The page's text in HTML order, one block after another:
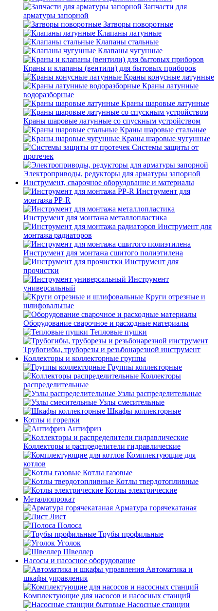
Запчасти для
арматуры запорной
Затворы поворотные
Клапаны латунные
Клапаны стальные
Клапаны чугунные
Краны и клапаны (вентили) для бытовых приборов
Краны конусные латунные
Краны латунные
водоразборные
Краны шаровые латунные
Краны шаровые латунные со спускным устройством
Краны шаровые стальные
Краны шаровые чугунные
Системы защиты от
протечек
Электроприводы, редукторы для арматуры запорной
Инструмент, сварочное оборудование и материалы
Инструмент для
монтажа PP-R
Инструмент для монтажа металлопластика
Инструмент для
монтажа радиаторов
Инструмент для монтажа сшитого полиэтилена
Инструмент для
прочистки
Инструмент
универсальный
Круги отрезные и
шлифовальные
Оборудование сварочное и расходные материалы
Тепловые пушки
Трубогибы, труборезы и резьбонарезной инструмент
Коллекторы и коллекторные группы
Группы коллекторные
Коллекторы
распределительные
Узлы распределительные
Узлы смесительные
Шкафы коллекторные
Котлы и горелки
Антифриз
Коллекторы и распределители гидравлические
Комплектующие для
котлов
Котлы газовые
Котлы твердотопливные
Котлы электрические
Металлопрокат
Арматура горячекатаная
Лист
Полоса
Трубы профильные
Уголок
Швеллер
Насосы и насосное оборудование
Автоматика и
шкафы управления
Комплектующие для насосов и насосных станций
Насосные станции